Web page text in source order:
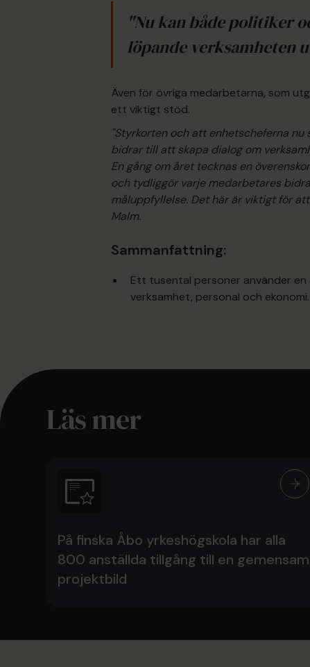
"Nu kan både politiker
löpande verksamheten
Även för övriga medarbetarna, som
ett viktigt stöd.
"Styrkorten och att enhetscheferna
bidrar till att skapa dialog om
En gång om året tecknas en
och tydliggör varje medarbetares
måluppfyllelse. Det här är viktigt för
Malm.
Sammanfattning:
Ett tusental personer använder
verksamhet, personal och ekonomi.
Läs mer
På finska Åbo yrkeshögskola har alla
800 anställda tillgång till en gemensam
projektbild